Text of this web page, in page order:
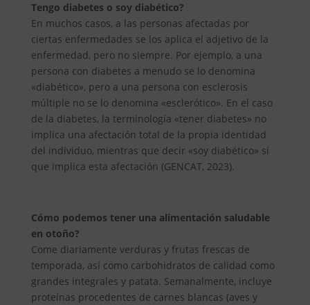
Tengo diabetes o soy diabético?
En muchos casos, a las personas afectadas por
ciertas enfermedades se los aplica el adjetivo de la
enfermedad, pero no siempre. Por ejemplo, a una
persona con diabetes a menudo se lo denomina
«diabético», pero a una persona con esclerosis
múltiple no se lo denomina «esclerótico». En el caso
de la diabetes, la terminología «tener diabetes» no
implica una afectación total de la propia identidad
del individuo, mientras que decir «soy diabético» sí
que implica esta afectación (GENCAT, 2023).
Cómo podemos tener una alimentación saludable
en otoño?
Come diariamente verduras y frutas frescas de
temporada, así como carbohidratos de calidad como
grandes integrales y patata. Semanalmente, incluye
proteínas procedentes de carnes blancas (aves y